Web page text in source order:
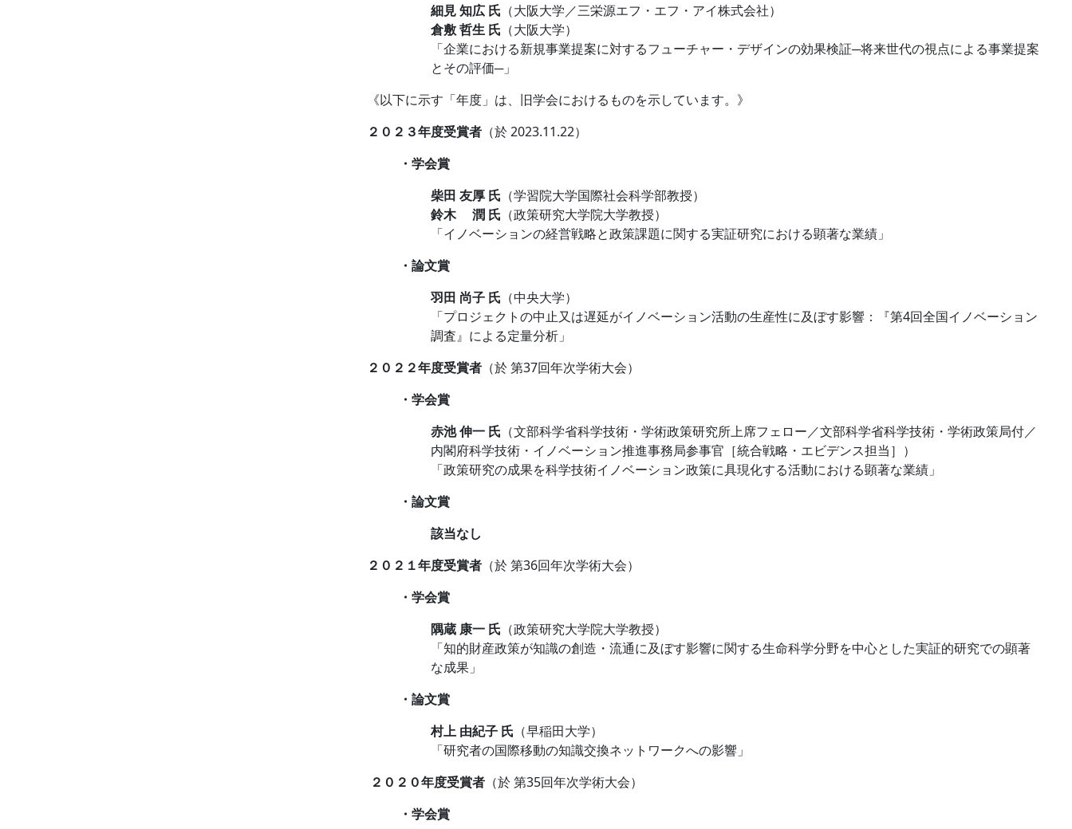
細見 知広 氏 （大阪大学／三栄源エフ・エフ・アイ株式会社）
倉敷 哲生 氏 （大阪大学）
「企業における新規事業提案に対するフューチャー・デザインの効果検証─将来世代の視点による事業提案
とその評価─」
《以下に示す「年度」は、旧学会におけるものを示しています。》
２０２３年度受賞者 （於 2023.11.22）
・学会賞
柴田 友厚 氏 （学習院大学国際社会科学部教授）
鈴木 潤 氏 （政策研究大学院大学教授）
「イノベーションの経営戦略と政策課題に関する実証研究における顕著な業績」
・論文賞
羽田 尚子 氏 （中央大学）
「プロジェクトの中止又は遅延がイノベーション活動の生産性に及ぼす影響：『第4回全国イノベーション
調査』による定量分析」
２０２２年度受賞者 （於 第37回年次学術大会）
・学会賞
赤池 伸一 氏 （文部科学省科学技術・学術政策研究所上席フェロー／文部科学省科学技術・学術政策局付／
内閣府科学技術・イノベーション推進事務局参事官［統合戦略・エビデンス担当］ ）
「政策研究の成果を科学技術イノベーション政策に具現化する活動における顕著な業績」
・論文賞
該当なし
２０２１年度受賞者 （於 第36回年次学術大会）
・学会賞
隅蔵 康一 氏 （政策研究大学院大学教授）
「知的財産政策が知識の創造・流通に及ぼす影響に関する生命科学分野を中心とした実証的研究での顕著
な成果」
・論文賞
村上 由紀子 氏 （早稲田大学）
「研究者の国際移動の知識交換ネットワークへの影響」
２０２０年度受賞者 （於 第35回年次学術大会）
・学会賞